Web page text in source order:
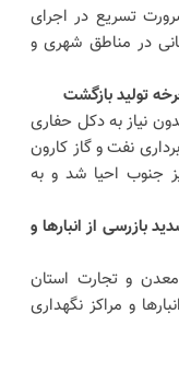
تسریع در اجرای
در مناطق شهری و
تولید بازگشت
نیاز به دکل حفاری
نفت و گاز کارون
جنوب احیا شد و به
بازرسی از انبارها و
و تجارت استان
و مراکز نگهداری